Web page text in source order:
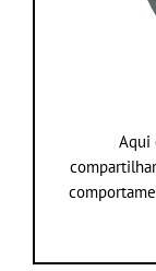
Aqui